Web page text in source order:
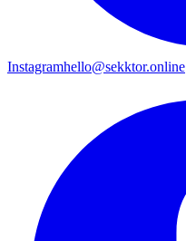
Instagramhello@sekktor.online